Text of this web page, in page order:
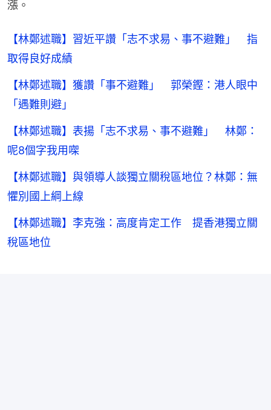
漲。
【林鄭述職】習近平讚「志不求易、事不避難」 指
取得良好成績
【林鄭述職】獲讚「事不避難」 郭榮鏗：港人眼中
「遇難則避」
【林鄭述職】表揚「志不求易、事不避難」 林鄭：
呢8個字我用㗎
【林鄭述職】與領導人談獨立關稅區地位？林鄭：無
懼別國上綱上線
【林鄭述職】李克強：高度肯定工作 提香港獨立關
稅區地位